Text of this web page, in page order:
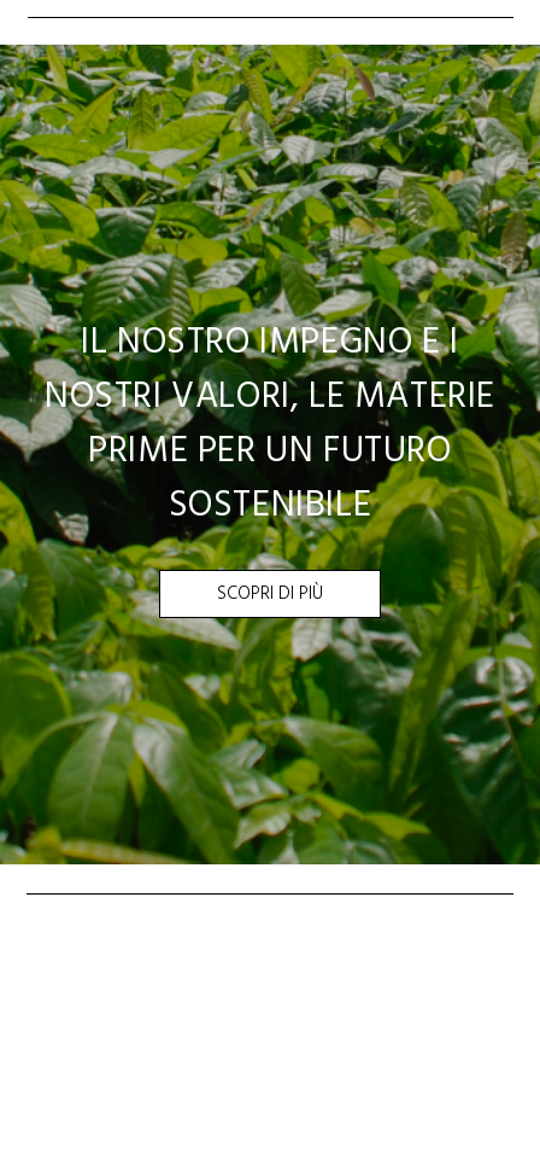
IL NOSTRO IMPEGNO E I
NOSTRI VALORI, LE MATERIE
PRIME PER UN FUTURO
SOSTENIBILE
SCOPRI DI PIÙ